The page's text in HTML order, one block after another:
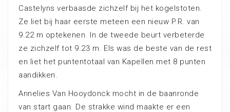
Castelyns verbaasde zichzelf bij het kogelstoten.
Ze liet bij haar eerste meteen een nieuw P.R. van
9.22 m optekenen. In de tweede beurt verbeterde
ze zichzelf tot 9.23 m. Els was de beste van de rest
en liet het puntentotaal van Kapellen met 8 punten
aandikken.
Annelies Van Hooydonck mocht in de baanronde
van start gaan. De strakke wind maakte er een